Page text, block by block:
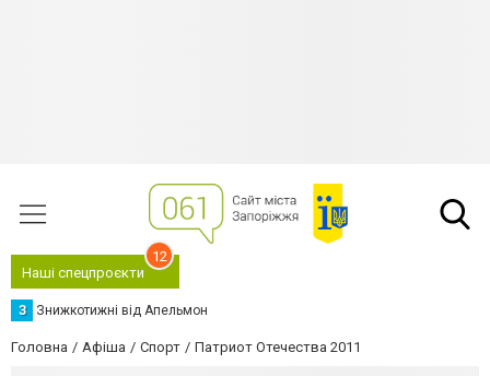
Наші спецпроєкти
12
З Знижкотижні від Апельмон
Головна Афіша Спорт Патриот Отечества 2011